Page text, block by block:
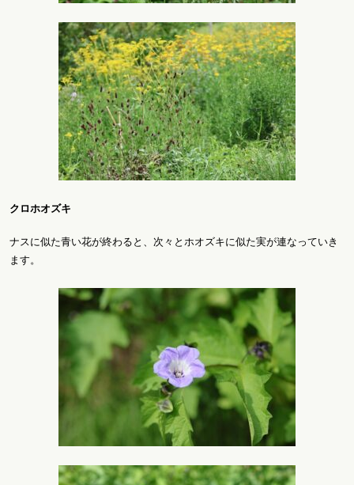
クロホオズキ
ナスに似た青い花が終わると、次々とホオズキに似た実が連なっていき
ます。